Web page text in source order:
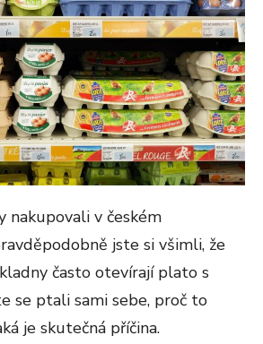
nakupovali v českém
jste si všimli, že
často otevírají plato s
se ptali sami sebe, proč to
je skutečná příčina.